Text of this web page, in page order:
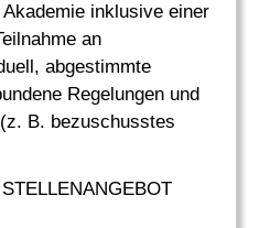
inklusive einer
an
abgestimmte
Regelungen und
B. bezuschusstes